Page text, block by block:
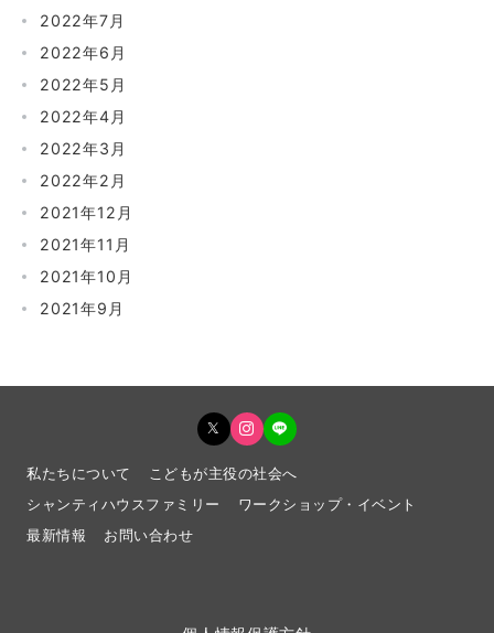
2022年7月
2022年6月
2022年5月
2022年4月
2022年3月
2022年2月
2021年12月
2021年11月
2021年10月
2021年9月
私たちについて
こどもが主役の社会へ
シャンティハウスファミリー
ワークショップ・イベント
最新情報
お問い合わせ